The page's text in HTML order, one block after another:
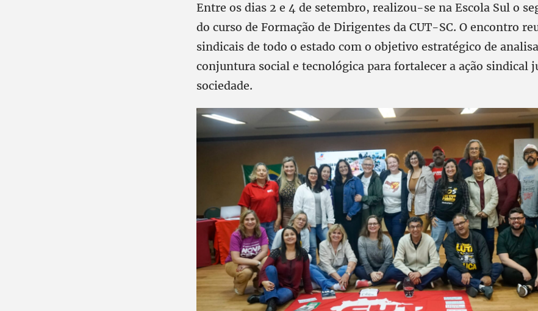
Entre os dias 2 e 4 de setembro, realizou-se na Escola Sul o
do curso de Formação de Dirigentes da CUT-SC. O encontro
sindicais de todo o estado com o objetivo estratégico de
conjuntura social e tecnológica para fortalecer a ação sindical
sociedade.